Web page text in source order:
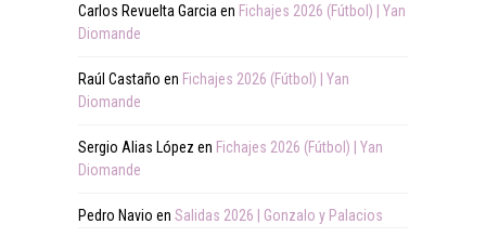
Carlos Revuelta Garcia en Fichajes 2026 (Fútbol) | Yan
Diomande
Raúl Castaño en Fichajes 2026 (Fútbol) | Yan
Diomande
Sergio Alias López en Fichajes 2026 (Fútbol) | Yan
Diomande
Pedro Navio en Salidas 2026 | Gonzalo y Palacios